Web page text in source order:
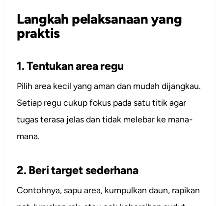
Langkah pelaksanaan yang
praktis
1. Tentukan area regu
Pilih area kecil yang aman dan mudah dijangkau.
Setiap regu cukup fokus pada satu titik agar
tugas terasa jelas dan tidak melebar ke mana-
mana.
2. Beri target sederhana
Contohnya, sapu area, kumpulkan daun, rapikan